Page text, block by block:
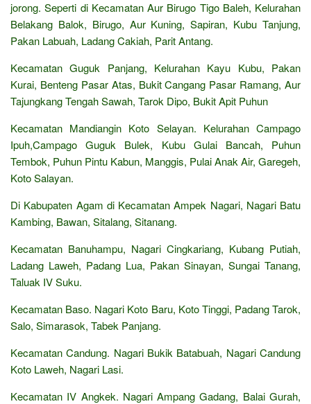
jorong. Seperti di Kecamatan Aur Birugo Tigo Baleh, Kelurahan
Belakang Balok, Birugo, Aur Kuning, Sapiran, Kubu Tanjung,
Pakan Labuah, Ladang Cakiah, Parit Antang.
Kecamatan Guguk Panjang, Kelurahan Kayu Kubu, Pakan
Kurai, Benteng Pasar Atas, Bukit Cangang Pasar Ramang, Aur
Tajungkang Tengah Sawah, Tarok Dipo, Bukit Apit Puhun
Kecamatan Mandiangin Koto Selayan. Kelurahan Campago
Ipuh,Campago Guguk Bulek, Kubu Gulai Bancah, Puhun
Tembok, Puhun Pintu Kabun, Manggis, Pulai Anak Air, Garegeh,
Koto Salayan.
Di Kabupaten Agam di Kecamatan Ampek Nagari, Nagari Batu
Kambing, Bawan, Sitalang, Sitanang.
Kecamatan Banuhampu, Nagari Cingkariang, Kubang Putiah,
Ladang Laweh, Padang Lua, Pakan Sinayan, Sungai Tanang,
Taluak IV Suku.
Kecamatan Baso. Nagari Koto Baru, Koto Tinggi, Padang Tarok,
Salo, Simarasok, Tabek Panjang.
Kecamatan Candung. Nagari Bukik Batabuah, Nagari Candung
Koto Laweh, Nagari Lasi.
Kecamatan IV Angkek. Nagari Ampang Gadang, Balai Gurah,